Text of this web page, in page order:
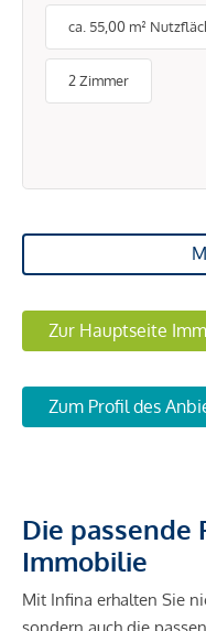
ca. 55,00 m²
2 Zimmer
Zur Hauptseite
Zum Profil des
Die passende
Immobilie
Mit Infina erhalten Sie